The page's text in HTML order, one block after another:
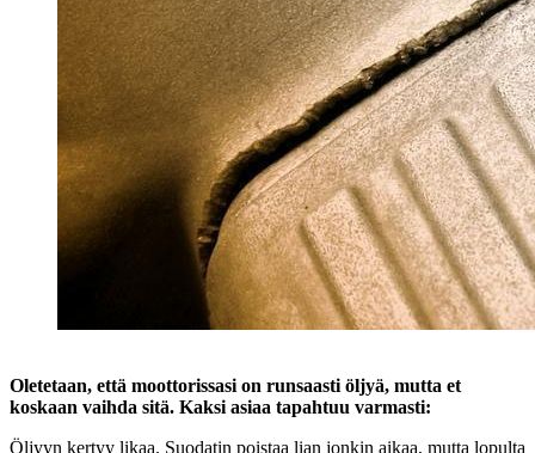
Oletetaan, että moottorissasi on runsaasti öljyä, mutta et
koskaan vaihda sitä. Kaksi asiaa tapahtuu varmasti:
Öljyyn kertyy likaa. Suodatin poistaa lian jonkin aikaa, mutta lopulta